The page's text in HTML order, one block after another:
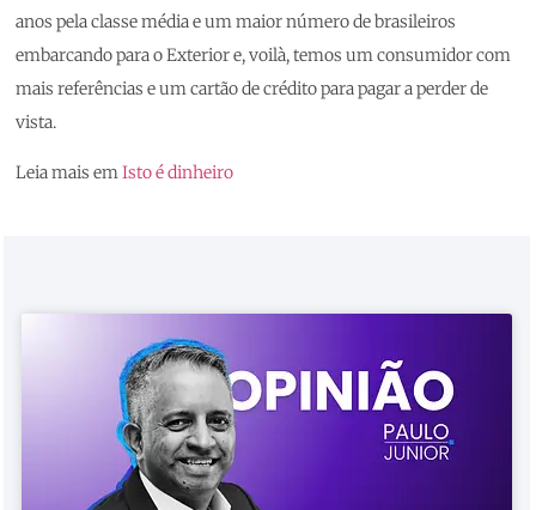
anos pela classe média e um maior número de brasileiros
embarcando para o Exterior e, voilà, temos um consumidor com
mais referências e um cartão de crédito para pagar a perder de
vista.
Leia mais emIsto é dinheiro